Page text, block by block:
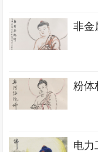
非金
粉体
电力